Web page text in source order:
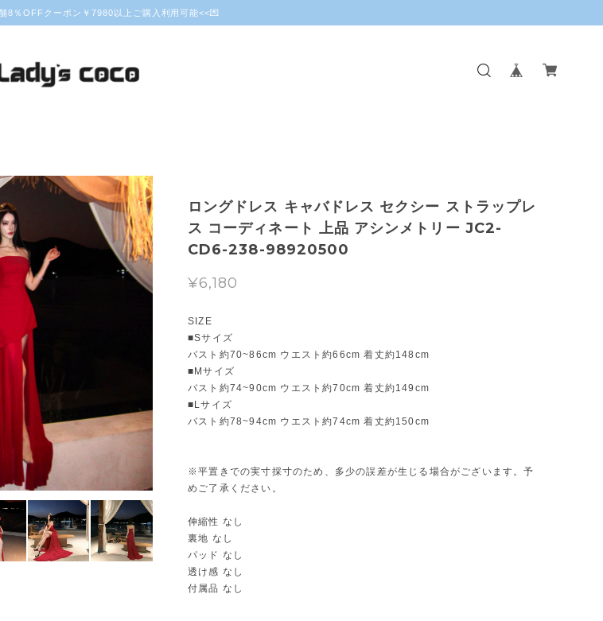
8％OFFクーポン￥7980以上ご購入利用可能<<💌
ロングドレス キャバドレス セクシー ストラップレ
ス コーディネート 上品 アシンメトリー JC2-
CD6-238-98920500
¥6,180
SIZE
■Sサイズ
バスト約70~86cm ウエスト約66cm 着丈約148cm
■Mサイズ
バスト約74~90cm ウエスト約70cm 着丈約149cm
■Lサイズ
バスト約78~94cm ウエスト約74cm 着丈約150cm
※平置きでの実寸採寸のため、多少の誤差が生じる場合がございます。予
めご了承ください。
伸縮性 なし
裏地 なし
パッド なし
透け感 なし
付属品 なし